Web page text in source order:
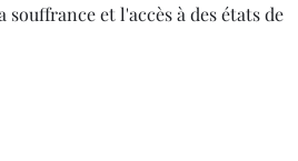
et l'accès à des états de